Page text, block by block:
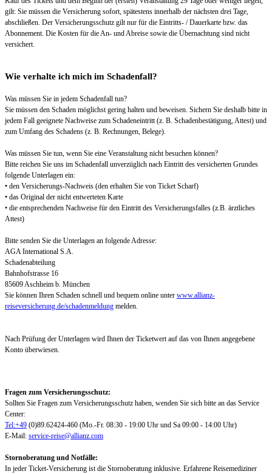
gilt: Sie müssen die Versicherung sofort, spätestens innerhalb der nächsten drei Tage,
abschließen. Der Versicherungsschutz gilt nur für die Eintritts- / Dauerkarte bzw. das
Abonnement. Die Kosten für die An- und Abreise sowie die Übernachtung sind nicht
versichert.
Wie verhalte ich mich im Schadenfall?
Was müssen Sie in jedem Schadenfall tun?
Sie müssen den Schaden möglichst gering halten und beweisen. Sichern Sie deshalb bitte in
jedem Fall geeignete Nachweise zum Schadeneintritt (z. B. Schadenbestätigung, Attest) und
zum Umfang des Schadens (z. B. Rechnungen, Belege).
Was müssen Sie tun, wenn Sie eine Veranstaltung nicht besuchen können?
Bitte reichen Sie uns im Schadenfall unverzüglich nach Eintritt des versicherten Grundes
folgende Unterlagen ein:
• den Versicherungs-Nachweis (den erhalten Sie von Ticket Scharf)
• das Original der nicht entwerteten Karte
• die entsprechenden Nachweise für den Eintritt des Versicherungsfalles (z.B. ärztliches
Attest)
Bitte senden Sie die Unterlagen an folgende Adresse:
AGA International S.A.
Schadenabteilung
Bahnhofstrasse 16
85609 Aschheim b. München
Sie können Ihren Schaden schnell und bequem online unter www.allianz-
reiseversicherung.de/schadenmeldung melden.
Nach Prüfung der Unterlagen wird Ihnen der Ticketwert auf das von Ihnen angegebene
Konto überwiesen.
Fragen zum Versicherungsschutz:
Sollten Sie Fragen zum Versicherungsschutz haben, wenden Sie sich bitte an das Service
Center:
Tel:+49 (0)89.62424-460 (Mo.-Fr. 08:30 - 19:00 Uhr und Sa 09:00 - 14:00 Uhr)
E-Mail: service-reise@allianz.com
Stornoberatung und Notfälle:
In jeder Ticket-Versicherung ist die Stornoberatung inklusive. Erfahrene Reisemediziner